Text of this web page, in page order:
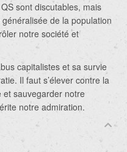
sont discutables, mais
de la population
notre société et
capitalistes et sa survie
Il faut s’élever contre la
et sauvegarder notre
notre admiration.